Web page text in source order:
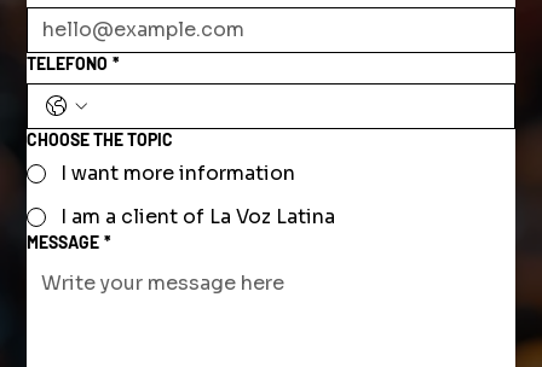
TELEFONO *
CHOOSE THE TOPIC
I want more information
I am a client of La Voz Latina
MESSAGE *